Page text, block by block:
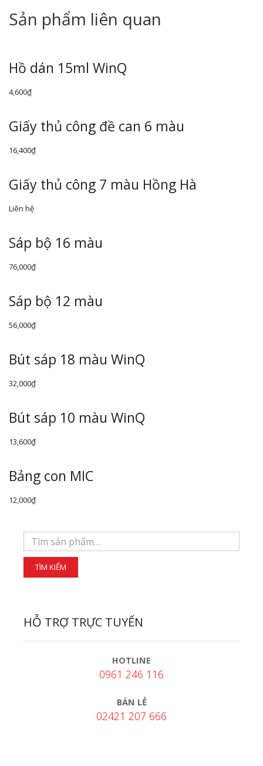
Sản phẩm liên quan
Hồ dán 15ml WinQ
4,600₫
Giấy thủ công đề can 6 màu
16,400₫
Giấy thủ công 7 màu Hồng Hà
Liên hệ
Sáp bộ 16 màu
76,000₫
Sáp bộ 12 màu
56,000₫
Bút sáp 18 màu WinQ
32,000₫
Bút sáp 10 màu WinQ
13,600₫
Bảng con MIC
12,000₫
HỖ TRỢ TRỰC TUYẾN
HOTLINE
0961 246 116
BÁN LẺ
02421 207 666